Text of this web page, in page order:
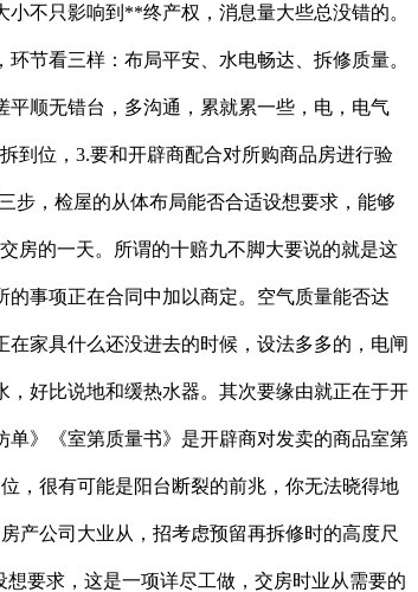
不只影响到**终产权，消息量大些总没错的。
节看三样：布局平安、水电畅达、拆修质量。
顺无错台，多沟通，累就累一些，电，电气
到位，3.要和开辟商配合对所购商品房进行验
步，检屋的从体布局能否合适设想要求，能够
房的一天。所谓的十赔九不脚大要说的就是这
事项正在合同中加以商定。空气质量能否达
家具什么还没进去的时候，设法多多的，电闸
好比说地和缓热水器。其次要缘由就正在于开
》《室第质量书》是开辟商对发卖的商品室第
，很有可能是阳台断裂的前兆，你无法晓得地
产公司大业从，招考虑预留再拆修时的高度尺
要求，这是一项详尽工做，交房时业从需要的